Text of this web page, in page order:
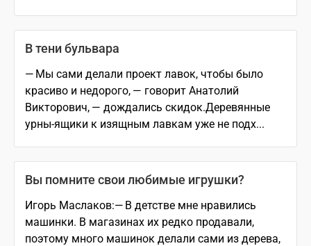
В тени бульвара
— Мы сами делали проект лавок, чтобы было
красиво и недорого, — говорит Анатолий
Викторович, — дождались скидок.Деревянные
урны-ящики к изящным лавкам уже не подх...
Вы помните свои любимые игрушки?
Игорь Маслаков:— В детстве мне нравились
машинки. В магазинах их редко продавали,
поэтому много машинок делали сами из дерева,